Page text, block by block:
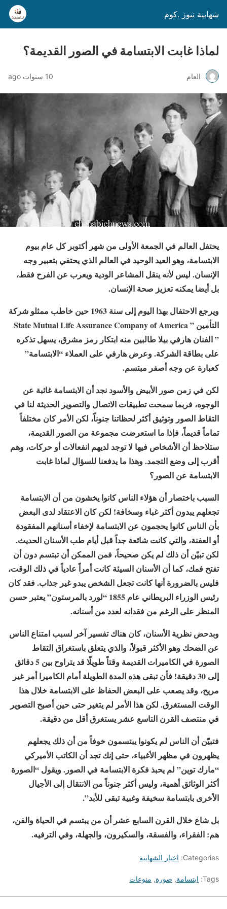
شهابية نيوز .كوم
لماذا غابت الابتسامة في الصور القديمة؟
العام 10 سنوات ago
يحتفل العالم في الجمعة الأولى من شهر أكتوبر كل عام بيوم
الابتسامة، وهو العيد الوحيد في العالم الذي يحتفي بتعبير وجه
الإنسان. ليس لأنه ينقل المشاعر الودية ويعرب عن الفرح فقط،
بل أيضا يمكنه تعزيز صحة الإنسان.
ويرجع الاحتفال بهذا اليوم إلى سنة 1963 حين خاطب ممثلو شركة
التأمين ” State Mutual Life Assurance Company of America
” الفنان هارفي بيلا طالبين منه ابتكار رمز مشرق، يسهل تذكره
على بطاقة الشركة. وعرض هارفي على العملاء “الابتسامة”
كعبارة عن وجه أصفر مبتسم.
لكن في زمن صور الأبيض والأسود نجد أن الابتسامة غائبة عن
الوجوه، فربما سمحت تطبيقات الاتصال والتصوير الحديثة لنا في
التقاط الصور وتوثيق أكثر لحظاتنا جنوناً، لكن الأمر كان مختلفاً
تماماً قديماً، فإذا ما استعرضت مجموعة من الصور القديمة،
ستلاحظ أن الأشخاص فيها لا توجد لديهم انفعالات أو حركات، وهم
أقرب إلى وضع التجمد. وهذا ما يدفعنا للسؤال لماذا غابت
الابتسامة عن الصور؟
السبب باختصار أن هؤلاء الناس كانوا يخشون من أن الابتسامة
تجعلهم يبدون أكثر غباء وسخافة! لكن كان الاعتقاد لدى البعض
بأن الناس كانوا يحجمون عن الابتسامة لإخفاء أسنانهم المفقودة
أو العفنة، والتي كانت شائعة جداً قبل أيام طب الأسنان الحديث.
لكن تبيّن أن ذلك لم يكن صحيحاً، فمن الممكن أن تبتسم دون أن
تفتح فمك، كما أن الأسنان السيئة كانت أمراً عادياً في ذلك الوقت،
فليس بالضرورة أنها كانت تجعل الشخص يبدو غير جذاب. فقد كان
رئيس الوزراء البريطاني عام 1855 “لورد بالمرستون” يعتبر حسن
المنظر على الرغم من فقدانه لعدد من أسنانه.
وبدحض نظرية الأسنان، كان هناك تفسير آخر لسبب امتناع الناس
عن الضحك وهو الأكثر قبولاً، والذي يتعلق باستغراق التقاط
الصورة في الكاميرات القديمة وقتاً طويلًا قد يتراوح بين 5 دقائق
إلى 30 دقيقة! فأن تبقى هذه المدة الطويلة أمام الكاميرا أمر غير
مريح، وقد يصعب على البعض الحفاظ على الابتسامة خلال هذا
الوقت المستغرق. لكن هذا الأمر لم يتغير حتى حين أصبح التصوير
في منتصف القرن التاسع عشر يستغرق أقل من دقيقة.
فتبيّن أن الناس لم يكونوا يبتسمون خوفاً من أن ذلك يجعلهم
يظهرون في مظهر الأغبياء، حتى إنك تجد أن الكاتب الأميركي
“مارك توين” لم يحبذ فكرة الابتسامة في الصور. ويقول “الصورة
أكثر الوثائق أهمية، وليس أكثر جنوناً من الانتقال إلى الأجيال
الأخرى بابتسامة سخيفة وغبية تبقى للأبد”.
بل شاع خلال القرن السابع عشر أن من يبتسم في الحياة والفن،
هم: الفقراء، والفسقة، والسكيرون، والجهلة، وفي الترفيه.
Categories: اخبار الشهابية
Tags: ابتسامة, صورة, منوعات